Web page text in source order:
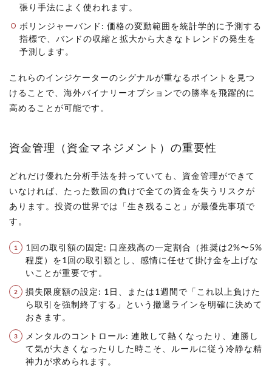
張り手法によく使われます。
ボリンジャーバンド: 価格の変動範囲を統計学的に予測する
指標で、バンドの収縮と拡大から大きなトレンドの発生を
予測します。
これらのインジケーターのシグナルが重なるポイントを見つ
けることで、海外バイナリーオプションでの勝率を飛躍的に
高めることが可能です。
資金管理（資金マネジメント）の重要性
どれだけ優れた分析手法を持っていても、資金管理ができて
いなければ、たった数回の負けで全ての資金を失うリスクが
あります。投資の世界では「生き残ること」が最優先事項で
す。
1回の取引額の固定: 口座残高の一定割合（推奨は2%〜5%
程度）を1回の取引額とし、感情に任せて掛け金を上げな
いことが重要です。
損失限度額の設定: 1日、または1週間で「これ以上負けた
ら取引を強制終了する」という撤退ラインを明確に決めて
おきます。
メンタルのコントロール: 連敗して熱くなったり、連勝し
て気が大きくなったりした時こそ、ルールに従う冷静な精
神力が求められます。